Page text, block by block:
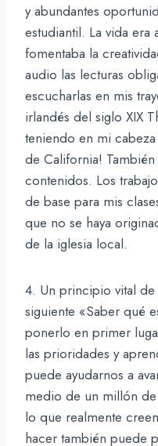
y abundantes
estudiantil. La vida era
fomentaba la
audio las lecturas
escucharlas en mis
irlandés del siglo XIX
teniendo en mi
de California!
contenidos. Los
de base para mis
que no se haya
de la iglesia local.
4. Un principio vital
siguiente «Saber qué
ponerlo en primer
las prioridades y
puede ayudarnos a
medio de un millón
lo que realmente
hacer también puede